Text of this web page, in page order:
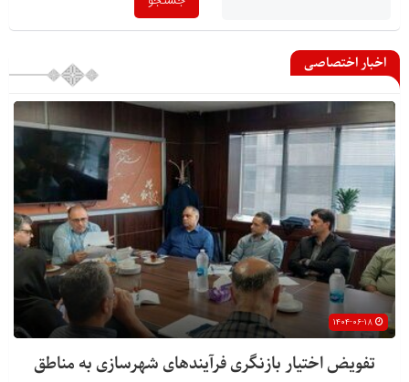
اخبار اختصاصی
تفویض اختیار بازنگری فرآیندهای شهرسازی به مناطق